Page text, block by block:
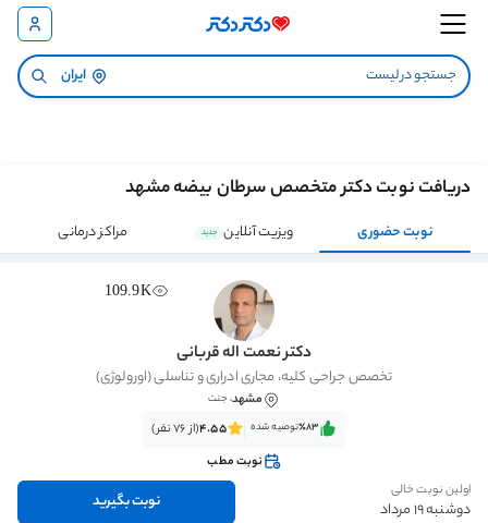
ایران
دریافت نوبت دکتر متخصص سرطان بیضه مشهد
نوبت حضوری ویزیت آنلاین جدید مراکز درمانی
109.9K
دکتر نعمت اله قربانی
تخصص جراحی کلیه، مجاری ادراری و تناسلی (اورولوژی)
مشهد، جنت
٪83‌‌‌توصیه شده 4.55(از 76 نفر)
نوبت مطب
اولین نوبت خالی
دوشنبه 19 مرداد نوبت بگیرید